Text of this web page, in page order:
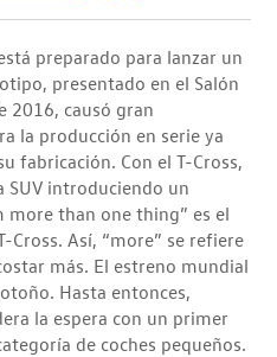
preparado para lanzar un
presentado en el Salón
2016, causó gran
la producción en serie ya
fabricación. Con el T-Cross,
SUV introduciendo un
more than one thing” es el
Cross. Así, “more” se refiere
más. El estreno mundial
Hasta entonces,
la espera con un primer
de coches pequeños.